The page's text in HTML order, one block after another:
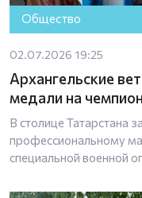
Общество
02.07.2026 19:25
Архангельские
медали на
В столице Татарстана
профессиональному
специальной военной